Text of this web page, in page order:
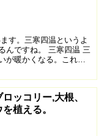
す。三寒四温というよ
んですね。 三寒四温 三
が暖かくなる。これが
ッコリー,大根、
植える。